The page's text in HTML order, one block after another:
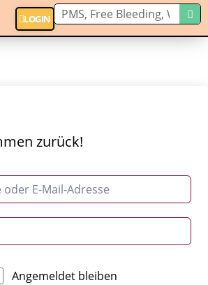
LOGIN
zurück!
Angemeldet bleiben